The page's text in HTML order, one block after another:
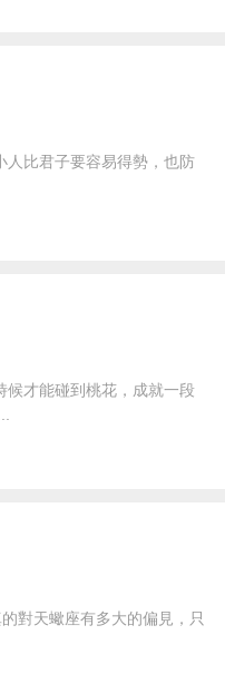
人比君子要容易得勢，也防
候才能碰到桃花，成就一段
對天蠍座有多大的偏見，只